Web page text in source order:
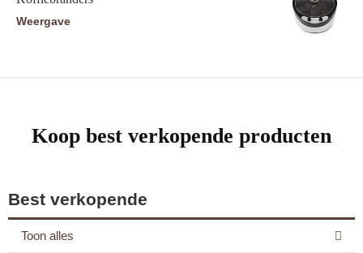
Weergave
Koop best verkopende producten
Best verkopende
Toon alles